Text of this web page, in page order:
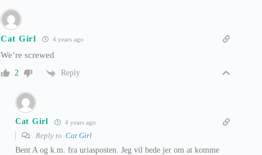
Cat Girl 4 years ago
We’re screwed
2 Reply
Cat Girl 4 years ago
Reply to Cat Girl
Bent A og k.m. fra uriasposten. Jeg vil bede jer om at komme